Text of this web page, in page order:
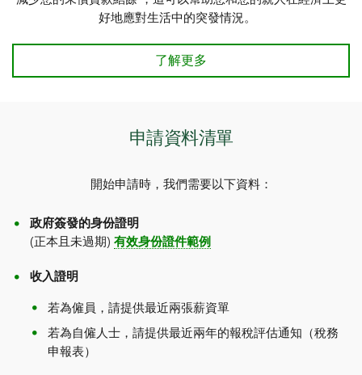
好地應對生活中的突發情況。
了解更多
申請資料清單
開始申請時，我們需要以下資料：
政府簽發的身份證明
(正本且未過期) 有效身份證件範例
收入證明
若為僱員，請提供最近兩張薪資單
若為自僱人士，請提供最近兩年的報稅評估通知（稅務
申報表）